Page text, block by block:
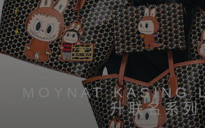
MOYNAT KASING
升联名系列